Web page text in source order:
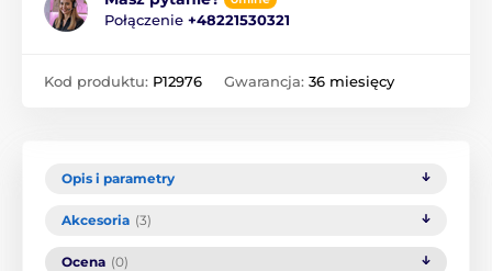
Połączenie +48221530321
Kod produktu: P12976 Gwarancja: 36 miesięcy
Opis i parametry
Akcesoria (3)
Ocena (0)